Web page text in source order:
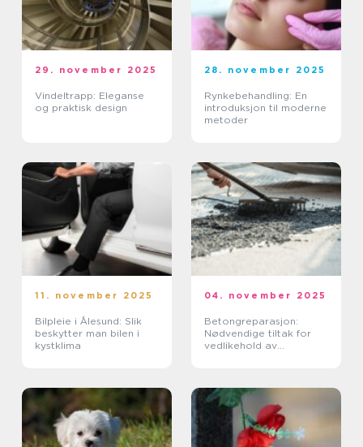
29. november 2025
Vindeltrapp: Eleganse
og praktisk design
28. november 2025
Rynkebehandling: En
introduksjon til moderne
metoder
11. november 2025
Bilpleie i Ålesund: Slik
beskytter man bilen i
kystklima
04. november 2025
Betongreparasjon:
Nødvendige tiltak for
vedlikehold av